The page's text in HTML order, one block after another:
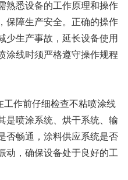
熟悉设备的工作原理和操作
保障生产安全。正确的操作
少生产事故，延长设备使用
涂线时须严格遵守操作规程
作前仔细检查不粘喷涂线
是喷涂系统、烘干系统、输
否畅通，涂料供应系统是否
动，确保设备处于良好的工